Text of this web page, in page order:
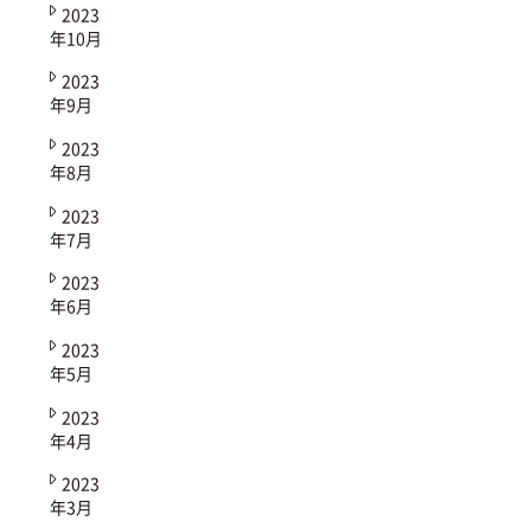
2023
年10月
2023
年9月
2023
年8月
2023
年7月
2023
年6月
2023
年5月
2023
年4月
2023
年3月